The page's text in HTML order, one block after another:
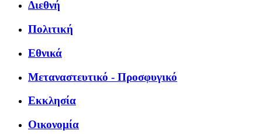
Διεθνή
Πολιτική
Εθνικά
Μεταναστευτικό - Προσφυγικό
Εκκλησία
Οικονομία